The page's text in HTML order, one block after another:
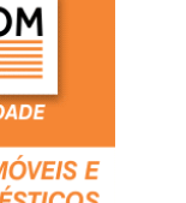
(507)
(152)
(72)